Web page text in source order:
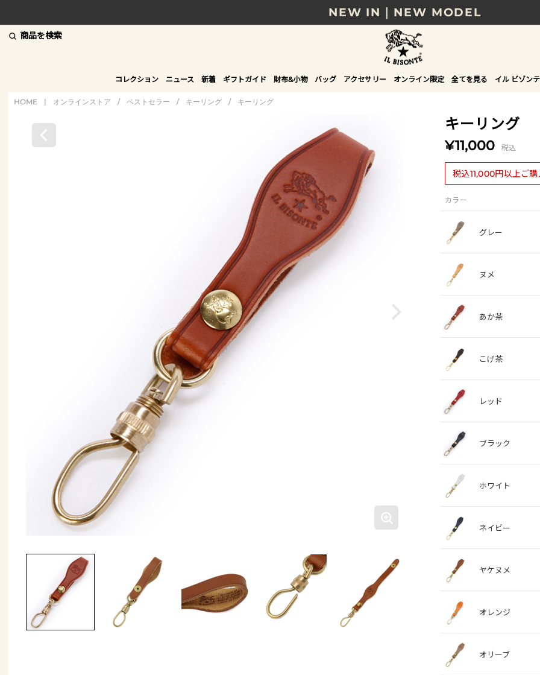
NEW IN｜NEW MODEL
8/17(月)10時まで｜税込11,000円以上で送料無
贈る相手やシーンから選べる、新しいギフトガ
NEW IN｜COLOR LEATHER
商品を検索
コレクション ニュース 新着 ギフトガイド 財布&小物 バッグ アクセサリー オンライン限定 全てを見る イル ビゾン
HOME | オンラインストア / ベストセラー / キーリング / キーリング
キーリング
¥11,000 税込
税込11,000円以上ご
カラー
グレー
ヌメ
あか茶
こげ茶
レッド
ブラック
ホワイト
ネイビー
ヤケヌメ
オレンジ
オリーブ